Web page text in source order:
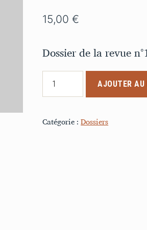
15,00€
Dossier de la revue
quantité
de
10
AJOUTER AU
Catégorie :Dossiers